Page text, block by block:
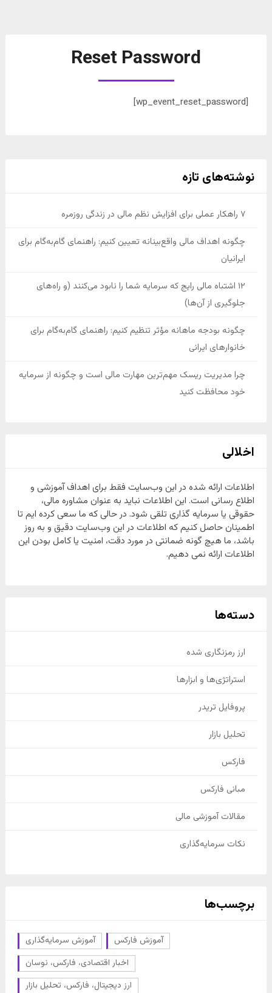
Reset Password
[wp_event_reset_password]
نوشته‌های تازه
۷ راهکار عملی برای افزایش نظم مالی در زندگی روزمره
چگونه اهداف مالی واقع‌بینانه تعیین کنیم: راهنمای گام‌به‌گام برای
ایرانیان
۱۲ اشتباه مالی رایج که سرمایه شما را نابود می‌کنند (و راه‌های
جلوگیری از آن‌ها)
چگونه بودجه ماهانه مؤثر تنظیم کنیم: راهنمای گام‌به‌گام برای
خانوارهای ایرانی
چرا مدیریت ریسک مهم‌ترین مهارت مالی است و چگونه از سرمایه
خود محافظت کنید
اخلالی
اطلاعات ارائه شده در این وب‌سایت فقط برای اهداف آموزشی و
اطلاع رسانی است. این اطلاعات نباید به عنوان مشاوره مالی،
حقوقی یا سرمایه گذاری تلقی شود. در حالی که ما سعی کرده ایم تا
اطمینان حاصل کنیم که اطلاعات در این وب‌سایت دقیق و به روز
باشد، ما هیچ گونه ضمانتی در مورد دقت، امنیت یا کامل بودن این
اطلاعات ارائه نمی دهیم.
دسته‌ها
ارز رمزنگاری شده
استراتژی‌ها و ابزارها
پروفایل تریدر
تحلیل بازار
فارکس
مبانی فارکس
مقالات آموزشی مالی
نکات سرمایه‌گذاری
برچسب‌ها
آموزش سرمایه‌گذاری
آموزش فارکس
اخبار اقتصادی، فارکس، نوسان
ارز دیجیتال، فارکس، تحلیل بازار